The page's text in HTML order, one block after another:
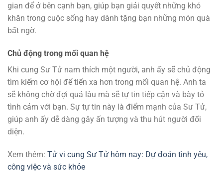
gian để ở bên cạnh bạn, giúp bạn giải quyết những khó
khăn trong cuộc sống hay dành tặng bạn những món quà
bất ngờ.
Chủ động trong mối quan hệ
Khi cung Sư Tử nam thích một người, anh ấy sẽ chủ động
tìm kiếm cơ hội để tiến xa hơn trong mối quan hệ. Anh ta
sẽ không chờ đợi quá lâu mà sẽ tự tin tiếp cận và bày tỏ
tình cảm với bạn. Sự tự tin này là điểm mạnh của Sư Tử,
giúp anh ấy dễ dàng gây ấn tượng và thu hút người đối
diện.
Xem thêm: Tử vi cung Sư Tử hôm nay: Dự đoán tình yêu,
công việc và sức khỏe